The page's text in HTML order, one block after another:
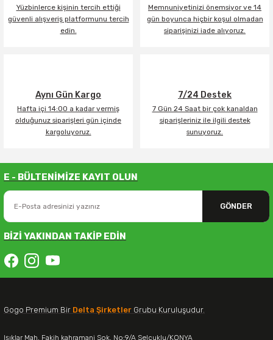
Yüzbinlerce kişinin tercih ettiği
güvenli alışveriş platformunu tercih
edin.
Memnuniyetinizi önemsiyor ve 14
gün boyunca hiçbir koşul olmadan
siparişinizi iade alıyoruz.
Aynı Gün Kargo
Hafta içi 14:00 a kadar vermiş
olduğunuz siparişleri gün içinde
kargoluyoruz.
7/24 Destek
7 Gün 24 Saat bir çok kanaldan
siparişleriniz ile ilgili destek
sunuyoruz.
E - BÜLTENİMİZE KAYIT OLUN
GÖNDER
BİZİ YAKINDAN TAKİP EDİN
Gogo Premium Bir Delta Şirketler Grubu Kuruluşudur.
Işıklar Mah. Fakih kahramani Sok. No:9/A Selçuklu/KONYA